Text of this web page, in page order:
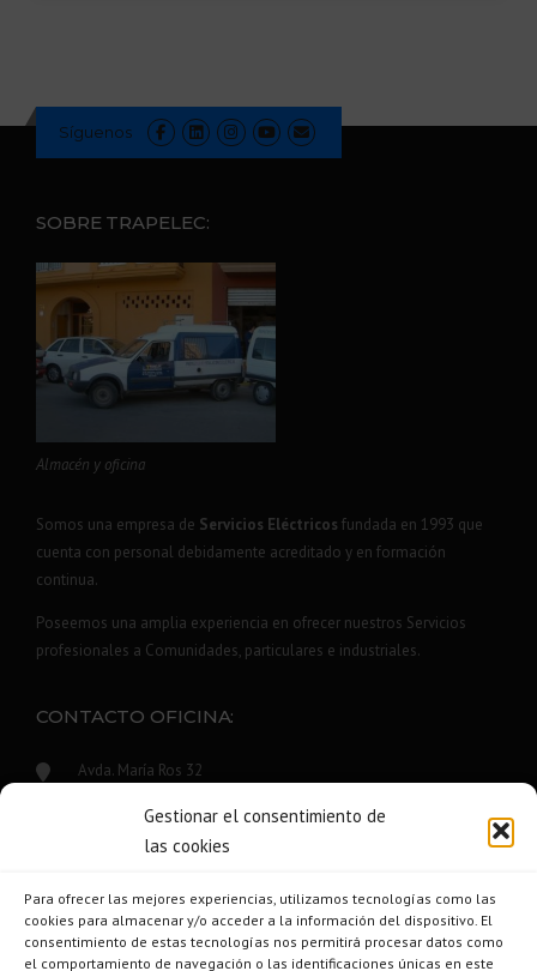
Gestionar el consentimiento de
las cookies
Para ofrecer las mejores experiencias, utilizamos tecnologías como las
cookies para almacenar y/o acceder a la información del dispositivo. El
consentimiento de estas tecnologías nos permitirá procesar datos como
el comportamiento de navegación o las identificaciones únicas en este
Síguenos
SOBRE TRAPELEC:
Almacén y oficina
Somos una empresa de Servicios Eléctricos fundada en 1993 que
cuenta con personal debidamente acreditado y en formación
continua.
Poseemos una amplia experiencia en ofrecer nuestros Servicios
profesionales a Comunidades, particulares e industriales.
CONTACTO OFICINA:
Avda. María Ros 32
Móvil: 670 72 49 00
Tfno.: 96 390 36 29